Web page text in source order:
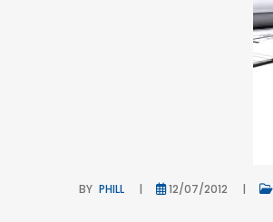
BY PHILL 12/07/2012